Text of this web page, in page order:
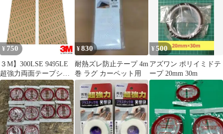
強力粘着 LEDライト 電
¥ 750
３M】300LSE 9495LE
超強力両面テープシー
ト (294×147ｍｍ)×2シ
ート 多用途 強力粘着
¥830
耐熱ズレ防止テープ 4m
巻 ラグ カーペット用
¥500
アズワン ポリイミドテ
ープ 20mm 30m